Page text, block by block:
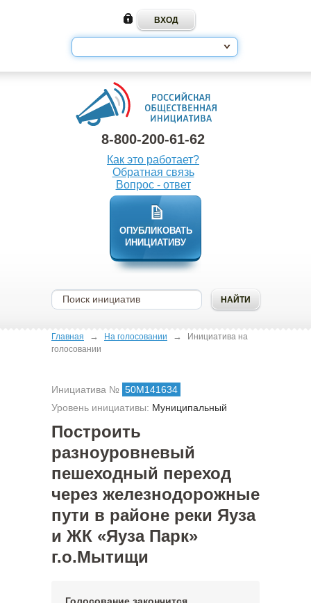
8-800-200-61-62
Как это работает?
Обратная связь
Вопрос - ответ
ОПУБЛИКОВАТЬ
ИНИЦИАТИВУ
Главная → На голосовании →
Инициатива на
голосовании
Инициатива № 50М141634
Уровень инициативы: Муниципальный
Построить
разноуровневый
пешеходный переход
через железнодорожные
пути в районе реки Яуза
и ЖК «Яуза Парк»
г.о.Мытищи